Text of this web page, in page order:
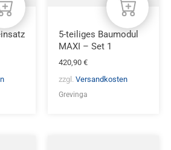
5-teiliges Baumodul
MAXI – Set 1
420,90 €
zzgl. Versandkosten
Grevinga